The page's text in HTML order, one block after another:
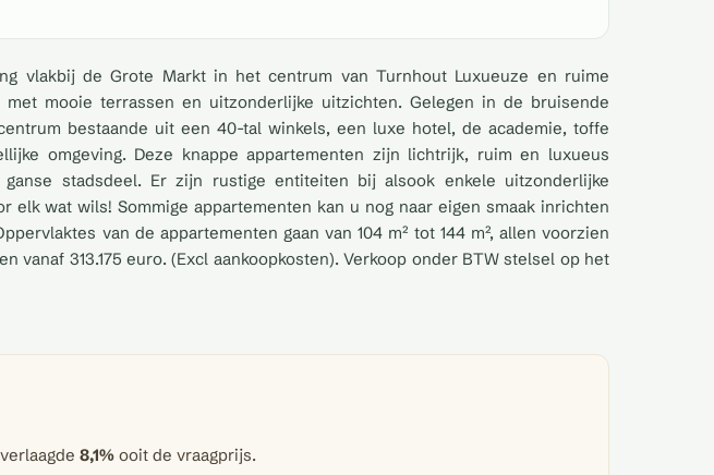
vlakbij de Grote Markt in het centrum van Turnhout Luxueuze en ruime
mooie terrassen en uitzonderlijke uitzichten. Gelegen in de bruisende
bestaande uit een 40-tal winkels, een luxe hotel, de academie, toffe
omgeving. Deze knappe appartementen zijn lichtrijk, ruim en luxueus
stadsdeel. Er zijn rustige entiteiten bij alsook enkele uitzonderlijke
wat wils! Sommige appartementen kan u nog naar eigen smaak inrichten
van de appartementen gaan van 104 m² tot 144 m², allen voorzien
313.175 euro. (Excl aankoopkosten). Verkoop onder BTW stelsel op het
8,1% ooit de vraagprijs.